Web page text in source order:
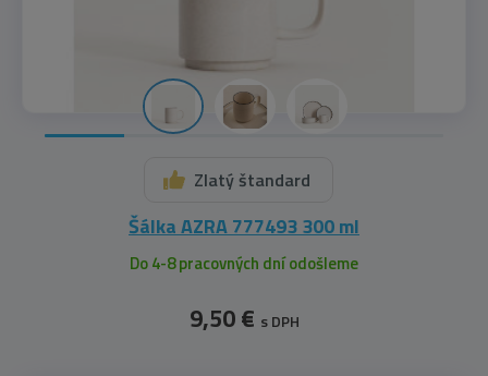
Zlatý štandard
Šálka AZRA 777493 300 ml
Do 4-8 pracovných dní odošleme
9,50 € s DPH